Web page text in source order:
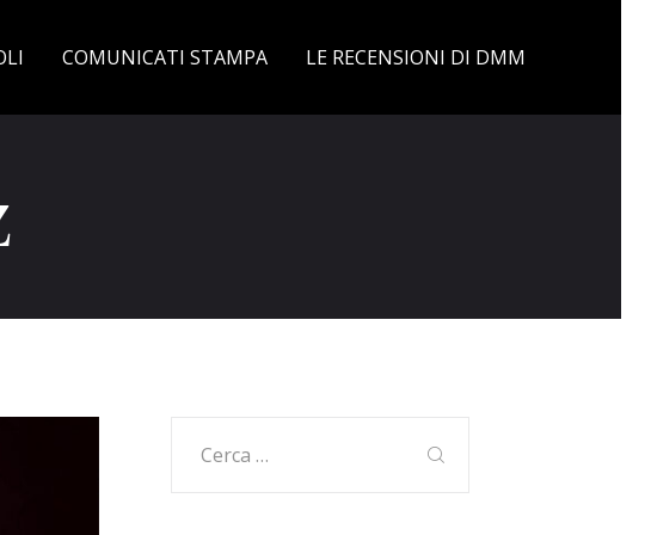
COMUNICATI STAMPA LE RECENSIONI DI DMM
per: